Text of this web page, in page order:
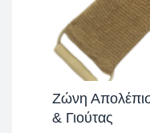
Ζώνη
& Γιούτας